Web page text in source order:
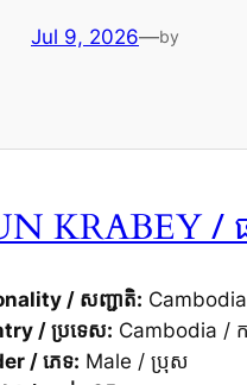
Jul 9, 2026—by
KRABEY/
/ សញ្ជាតិ: Cambodia
/ ប្រទេស: Cambodia / ក
/ ភេទ: Male / ប្រុស